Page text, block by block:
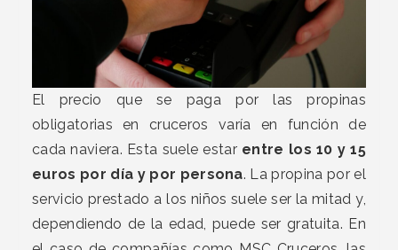
El precio que se paga por las propinas
obligatorias en cruceros varía en función de
cada naviera. Esta suele estar entre los 10 y 15
euros por día y por persona. La propina por el
servicio prestado a los niños suele ser la mitad y,
dependiendo de la edad, puede ser gratuita. En